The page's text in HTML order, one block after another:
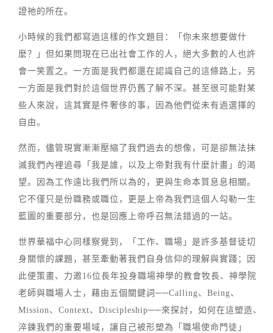
證祂的所在。
小時候的我們都寫過這樣的作文題目：「你未來想要做什
麼？」但如果問現在已出社會工作的人，絕大多數的人也許
會一笑置之。一方面是我們都還在認識自己的這條路上，另
一方面是我們對於這個世界仍舊了解不深。甚至很可能對某
些人來說，這其實是件奢侈的事，因為他們從未有過選擇的
自由。
然而，儘管現實漸漸壓縮了我們過去的想像，可是卻無法抹
滅我們內裡追尋「我是誰，以及上帝對我有什麼計畫」的渴
望。因為工作遠比我們所以為的，更與生命本質息息相關。
它不僅只是份職務或職位，更是上帝為我們這個人勾勒一生
藍圖的重要部分，也是回應上帝呼召無法錯過的一站。
世界華福中心同樣察覺到，「工作、職場」是許多基督徒切
身關懷的課題，甚至牽動著我們自身信仰的理解與實踐；因
此便策畫、力邀16位長年投身職場神學的教會牧長、神學院
老師與職場人士，藉由五個關鍵詞──Calling、Being、
Mission、Context、Discipleship──來探討，如何在這塑造、
淬鍊我們的重要場域，讓自己被形塑為「職場使命門徒」